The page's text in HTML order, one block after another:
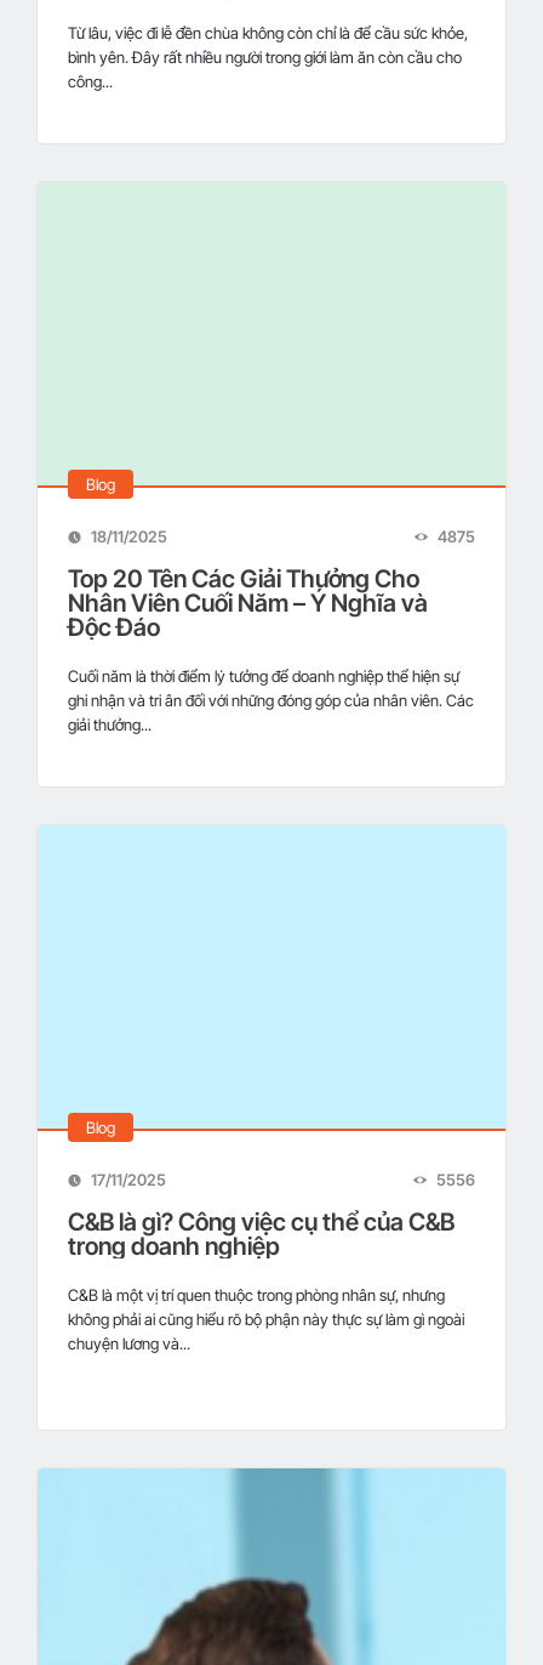
Từ lâu, việc đi lễ đền chùa không còn chỉ là để cầu sức khỏe,
bình yên. Đây rất nhiều người trong giới làm ăn còn cầu cho
công...
Blog
18/11/2025 4875
Top 20 Tên Các Giải Thưởng Cho
Nhân Viên Cuối Năm – Ý Nghĩa và
Độc Đáo
Cuối năm là thời điểm lý tưởng để doanh nghiệp thể hiện sự
ghi nhận và tri ân đối với những đóng góp của nhân viên. Các
giải thưởng...
Blog
17/11/2025 5556
C&B là gì? Công việc cụ thể của C&B
trong doanh nghiệp
C&B là một vị trí quen thuộc trong phòng nhân sự, nhưng
không phải ai cũng hiểu rõ bộ phận này thực sự làm gì ngoài
chuyện lương và...